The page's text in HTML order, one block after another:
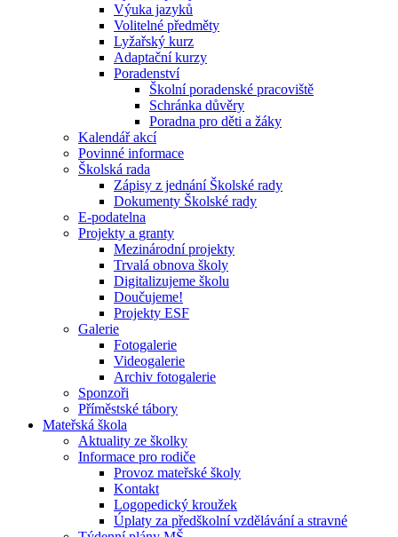
Výuka jazyků
Volitelné předměty
Lyžařský kurz
Adaptační kurzy
Poradenství
Školní poradenské pracoviště
Schránka důvěry
Poradna pro děti a žáky
Kalendář akcí
Povinné informace
Školská rada
Zápisy z jednání Školské rady
Dokumenty Školské rady
E-podatelna
Projekty a granty
Mezinárodní projekty
Trvalá obnova školy
Digitalizujeme školu
Doučujeme!
Projekty ESF
Galerie
Fotogalerie
Videogalerie
Archiv fotogalerie
Sponzoři
Příměstské tábory
Mateřská škola
Aktuality ze školky
Informace pro rodiče
Provoz mateřské školy
Kontakt
Logopedický kroužek
Úplaty za předškolní vzdělávání a stravné